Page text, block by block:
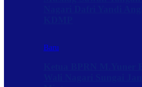
Baru